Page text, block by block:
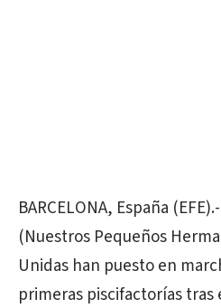
BARCELONA, España
(Nuestros Pequeños
Unidas han puesto en
primeras piscifactorías tras